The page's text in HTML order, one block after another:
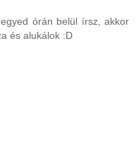
órán belül írsz, akkor
és alukálok :D